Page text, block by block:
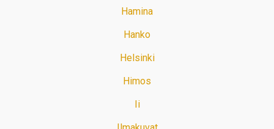
Hamina
Hanko
Helsinki
Himos
Ii